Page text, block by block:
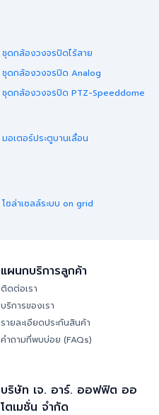
ชุดกล้องวงจรปิดไร้สาย
ชุดกล้องวงจรปิด Analog
ชุดกล้องวงจรปิด PTZ-Speeddome
มอเตอร์ประตูบานเลื่อน
โซล่าเซลล์ระบบ on grid
แผนกบริการลูกค้า
ติดต่อเรา
บริการของเรา
รายละเอียดประกันสินค้า
คำถามที่พบบ่อย (FAQs)
บริษัท เจ. อาร์. ออฟฟิต ออ
โตเมชั่น จำกัด